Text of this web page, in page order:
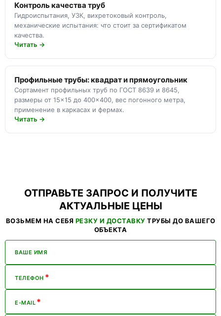
Контроль качества труб
Гидроиспытания, УЗК, вихретоковый контроль,
механические испытания: что стоит за сертификатом
качества.
Читать →
Профильные трубы: квадрат и прямоугольник
Сортамент профильных труб по ГОСТ 8639 и 8645,
размеры от 15×15 до 400×400, вес погонного метра,
применение в каркасах и фермах.
Читать →
ОТПРАВЬТЕ ЗАПРОС И ПОЛУЧИТЕ
АКТУАЛЬНЫЕ ЦЕНЫ
ВОЗЬМЕМ НА СЕБЯ РЕЗКУ И ДОСТАВКУ ТРУБЫ ДО ВАШЕГО
ОБЪЕКТА
ВАШЕ ИМЯ
ТЕЛЕФОН *
E-MAIL *